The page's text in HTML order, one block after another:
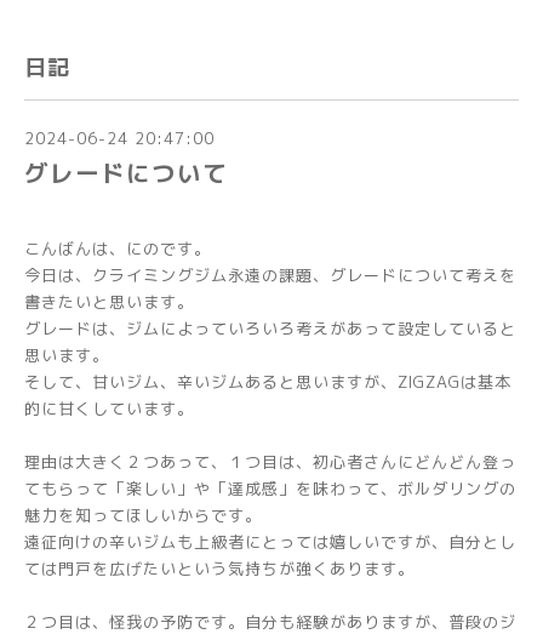
日記
2024-06-24 20:47:00
グレードについて
こんばんは、にのです。
今日は、クライミングジム永遠の課題、グレードについて考えを
書きたいと思います。
グレードは、ジムによっていろいろ考えがあって設定していると
思います。
そして、甘いジム、辛いジムあると思いますが、ZIGZAGは基本
的に甘くしています。
理由は大きく２つあって、１つ目は、初心者さんにどんどん登っ
てもらって「楽しい」や「達成感」を味わって、ボルダリングの
魅力を知ってほしいからです。
遠征向けの辛いジムも上級者にとっては嬉しいですが、自分とし
ては門戸を広げたいという気持ちが強くあります。
２つ目は、怪我の予防です。自分も経験がありますが、普段のジ